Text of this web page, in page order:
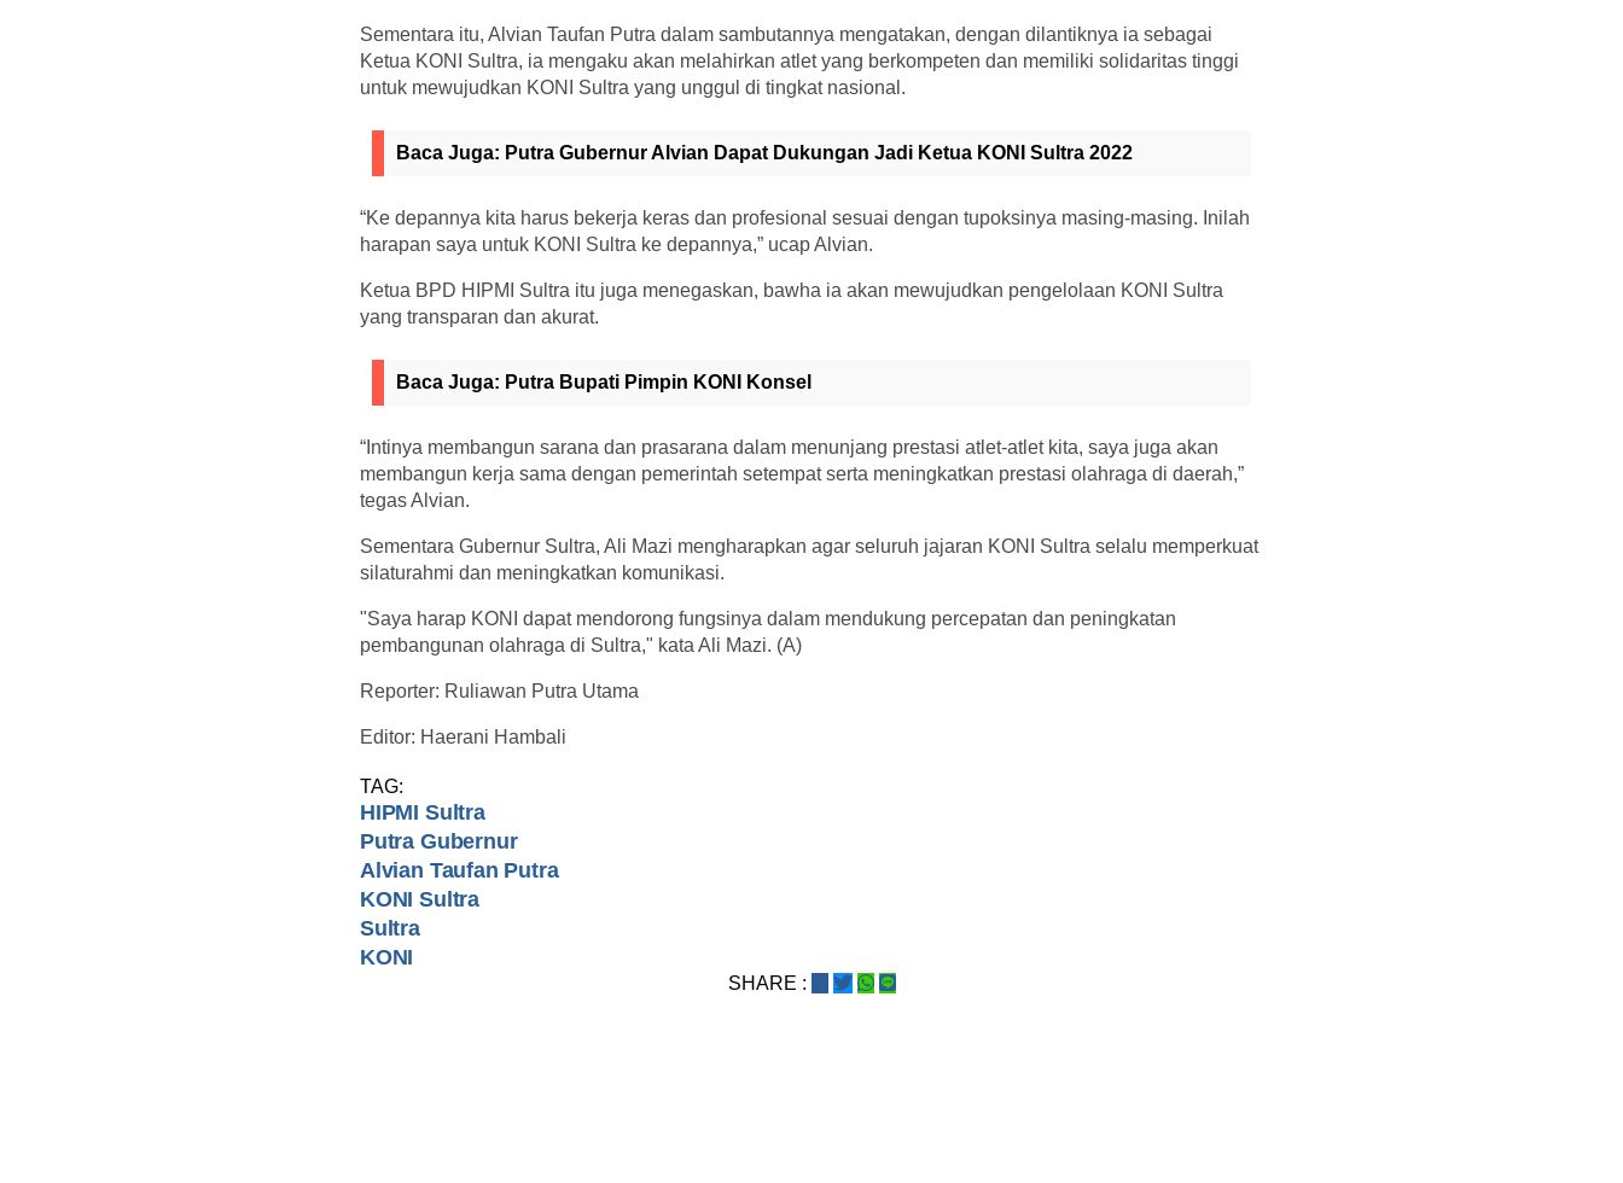
Sementara itu, Alvian Taufan Putra dalam sambutannya mengatakan, dengan dilantiknya ia sebagai
Ketua KONI Sultra, ia mengaku akan melahirkan atlet yang berkompeten dan memiliki solidaritas tinggi
untuk mewujudkan KONI Sultra yang unggul di tingkat nasional.
Baca Juga: Putra Gubernur Alvian Dapat Dukungan Jadi Ketua KONI Sultra 2022
“Ke depannya kita harus bekerja keras dan profesional sesuai dengan tupoksinya masing-masing. Inilah
harapan saya untuk KONI Sultra ke depannya,” ucap Alvian.
Ketua BPD HIPMI Sultra itu juga menegaskan, bawha ia akan mewujudkan pengelolaan KONI Sultra
yang transparan dan akurat.
Baca Juga: Putra Bupati Pimpin KONI Konsel
“Intinya membangun sarana dan prasarana dalam menunjang prestasi atlet-atlet kita, saya juga akan
membangun kerja sama dengan pemerintah setempat serta meningkatkan prestasi olahraga di daerah,”
tegas Alvian.
Sementara Gubernur Sultra, Ali Mazi mengharapkan agar seluruh jajaran KONI Sultra selalu memperkuat
silaturahmi dan meningkatkan komunikasi.
"Saya harap KONI dapat mendorong fungsinya dalam mendukung percepatan dan peningkatan
pembangunan olahraga di Sultra," kata Ali Mazi. (A)
Reporter: Ruliawan Putra Utama
Editor: Haerani Hambali
TAG:
HIPMI Sultra
Putra Gubernur
Alvian Taufan Putra
KONI Sultra
Sultra
KONI
SHARE :